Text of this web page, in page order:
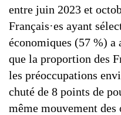
entre juin 2023 et
Français·es ayant
économiques (57 %) a
que la proportion des
les préoccupations
chuté de 8 points de
même mouvement